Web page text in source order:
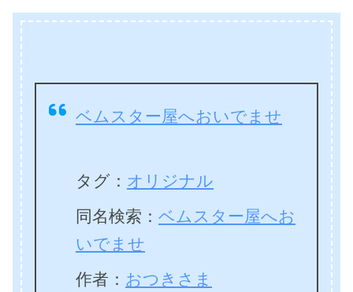
ベムスター屋へおいでませ
タグ： オリジナル
同名検索： ベムスター屋へお
いでませ
作者： おつきさま